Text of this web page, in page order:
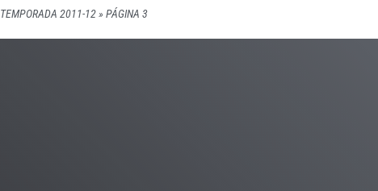
TEMPORADA 2011-12» PÁGINA 3